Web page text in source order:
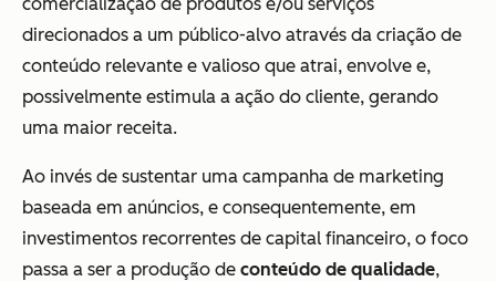
direcionados a um público-alvo através da criação de
conteúdo relevante e valioso que atrai, envolve e,
possivelmente estimula a ação do cliente, gerando
uma maior receita.
Ao invés de sustentar uma campanha de marketing
baseada em anúncios, e consequentemente, em
investimentos recorrentes de capital financeiro, o foco
passa a ser a produção de conteúdo de qualidade,